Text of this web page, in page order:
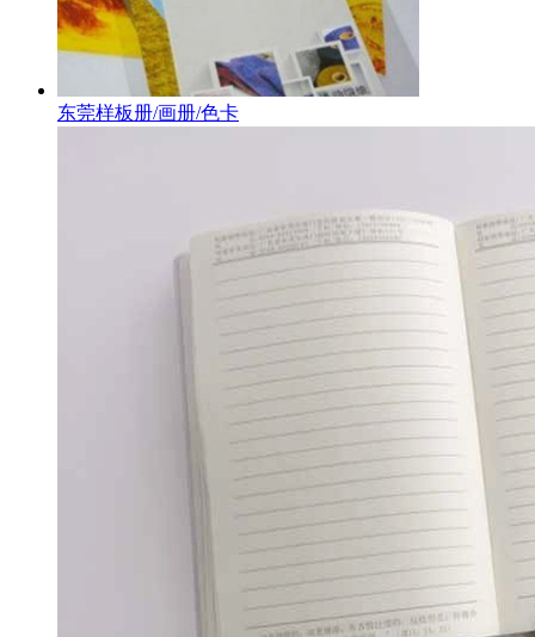
东莞样板册/画册/色卡